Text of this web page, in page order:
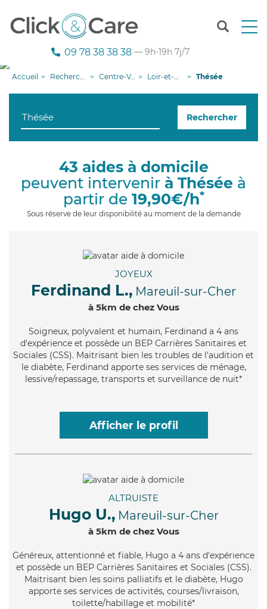
T
n
g
09 78 38 38 38 — 9h-19h 7j/7
Accueil Recherche aide à domicile Centre-Val de Loire Loir-et-Cher Thésée
Rechercher
43 aides à domicile
peuvent intervenir à Thésée à
partir de 19,90€/h*
Sous réserve de leur disponibilité au moment de la demande
JOYEUX
Ferdinand L., Mareuil-sur-Cher
à 5km de chez Vous
Soigneux, polyvalent et humain, Ferdinand a 4 ans
d'expérience et possède un BEP Carrières Sanitaires et
Sociales (CSS). Maitrisant bien les troubles de l'audition et
le diabète, Ferdinand apporte ses services de ménage,
lessive/repassage, transports et surveillance de nuit*
Afficher le profil
ALTRUISTE
Hugo U., Mareuil-sur-Cher
à 5km de chez Vous
Généreux, attentionné et fiable, Hugo a 4 ans d'expérience
et possède un BEP Carrières Sanitaires et Sociales (CSS).
Maitrisant bien les soins palliatifs et le diabète, Hugo
apporte ses services de activités, courses/livraison,
toilette/habillage et mobilité*